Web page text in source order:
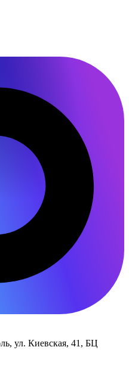
ул. Киевская, 41, БЦ